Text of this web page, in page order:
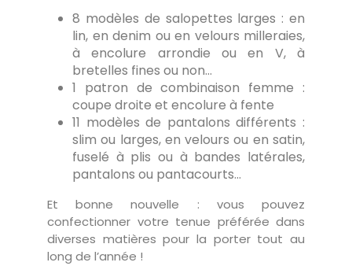
8 modèles de salopettes larges : en
lin, en denim ou en velours milleraies,
à encolure arrondie ou en V, à
bretelles fines ou non…
1 patron de combinaison femme :
coupe droite et encolure à fente
11 modèles de pantalons différents :
slim ou larges, en velours ou en satin,
fuselé à plis ou à bandes latérales,
pantalons ou pantacourts…
Et bonne nouvelle : vous pouvez
confectionner votre tenue préférée dans
diverses matières pour la porter tout au
long de l’année !